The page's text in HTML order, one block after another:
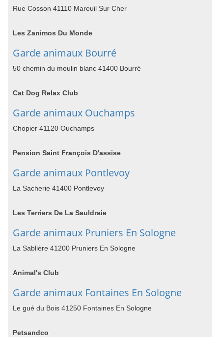
Rue Cosson 41110 Mareuil Sur Cher
Les Zanimos Du Monde
Garde animaux Bourré
50 chemin du moulin blanc 41400 Bourré
Cat Dog Relax Club
Garde animaux Ouchamps
Chopier 41120 Ouchamps
Pension Saint François D'assise
Garde animaux Pontlevoy
La Sacherie 41400 Pontlevoy
Les Terriers De La Sauldraie
Garde animaux Pruniers En Sologne
La Sablière 41200 Pruniers En Sologne
Animal's Club
Garde animaux Fontaines En Sologne
Le gué du Bois 41250 Fontaines En Sologne
Petsandco